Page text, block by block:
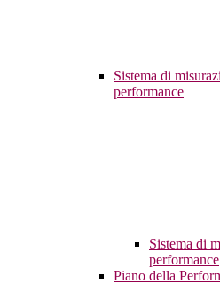
Sistema di
performance
Sistema di
performance
Piano della